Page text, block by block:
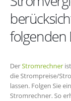
folgenden
DerStromrechner
die Strompreise/
lassen. Folgen Sie
Stromrechner. So